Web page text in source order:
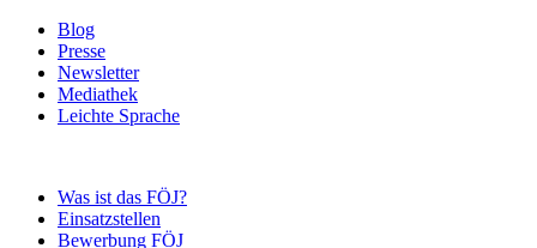
Blog
Presse
Newsletter
Mediathek
Leichte Sprache
Was ist das FÖJ?
Einsatzstellen
Bewerbung FÖJ